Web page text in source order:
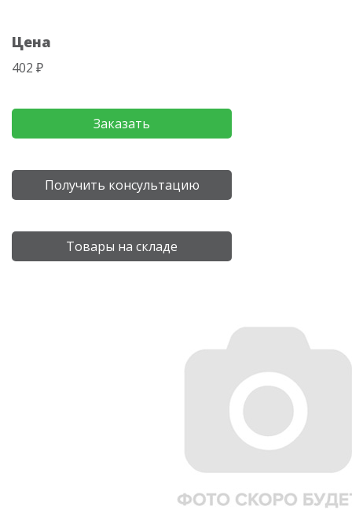
Цена
402 ₽
Заказать
Получить консультацию
Товары на складе